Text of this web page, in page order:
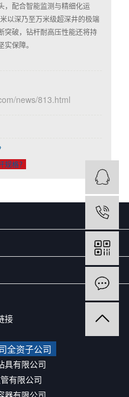
，配合智能监测与精细化运
以深乃至万米级超深井的极端
突破，钻杆耐高压性能还将持
保障。
news/813.html
格？
接
全资子公司
具有限公司
有限公司